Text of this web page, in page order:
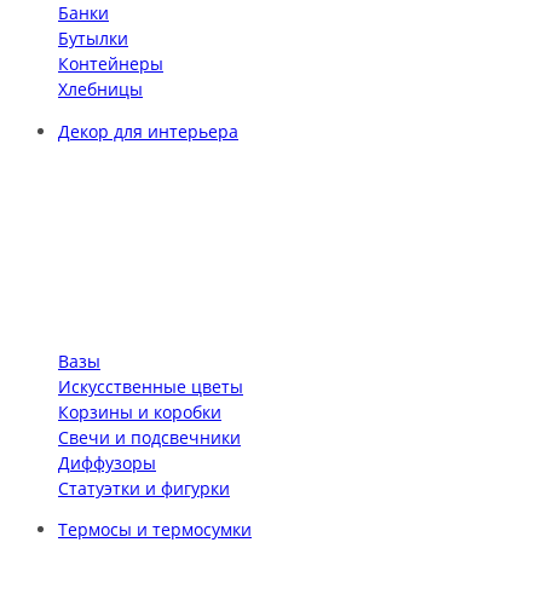
Банки
Бутылки
Контейнеры
Хлебницы
Декор для интерьера
Вазы
Искусственные цветы
Корзины и коробки
Свечи и подсвечники
Диффузоры
Статуэтки и фигурки
Термосы и термосумки